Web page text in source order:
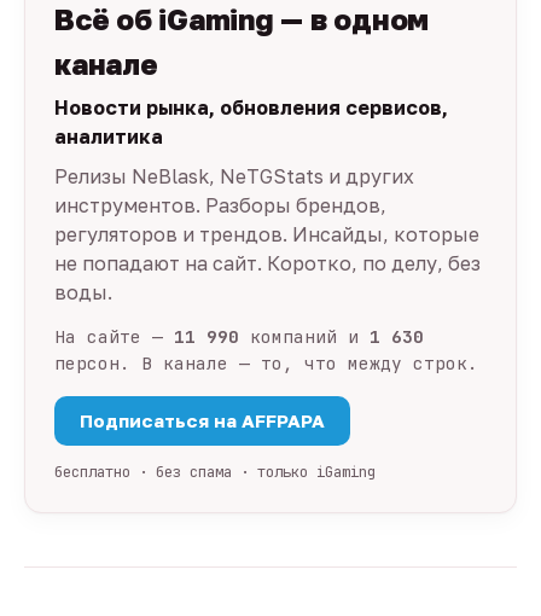
Всё об iGaming — в одном
канале
Новости рынка, обновления сервисов,
аналитика
Релизы NeBlask, NeTGStats и других
инструментов. Разборы брендов,
регуляторов и трендов. Инсайды, которые
не попадают на сайт. Коротко, по делу, без
воды.
На сайте — 11 990 компаний и 1 630
персон. В канале — то, что между строк.
Подписаться на AFFPAPA
бесплатно · без спама · только iGaming